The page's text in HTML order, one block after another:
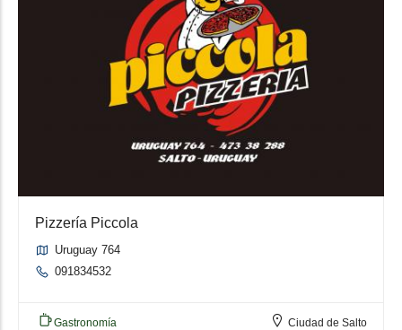
Pizzería Piccola
Uruguay 764
091834532
Gastronomía Ciudad de Salto